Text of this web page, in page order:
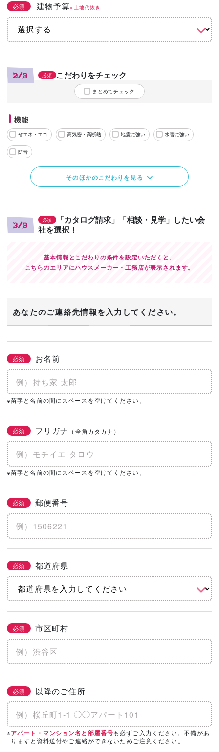
必須 建物予算※土地代抜き
2/3 必須 こだわりをチェック
まとめてチェック
機能
省エネ・エコ 高気密・高断熱 地震に強い 水害に強い
防音
そのほかのこだわりを見る
3/3
必須
「カタログ請求」「相談・見学」したい会
社を選択！
基本情報とこだわりの条件を設定いただくと、
こちらのエリアにハウスメーカー・工務店が表示されます。
あなたのご連絡先情報を入力してください。
必須 お名前
※苗字と名前の間にスペースを空けてください。
必須 フリガナ （全角カタカナ）
※苗字と名前の間にスペースを空けてください。
必須 郵便番号
必須 都道府県
必須 市区町村
必須 以降のご住所
※アパート・マンション名と部屋番号も必ずご入力ください。不備があ
りますと資料送付やご連絡ができないためご注意ください。